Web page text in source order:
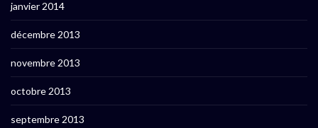
janvier 2014
décembre 2013
novembre 2013
octobre 2013
septembre 2013